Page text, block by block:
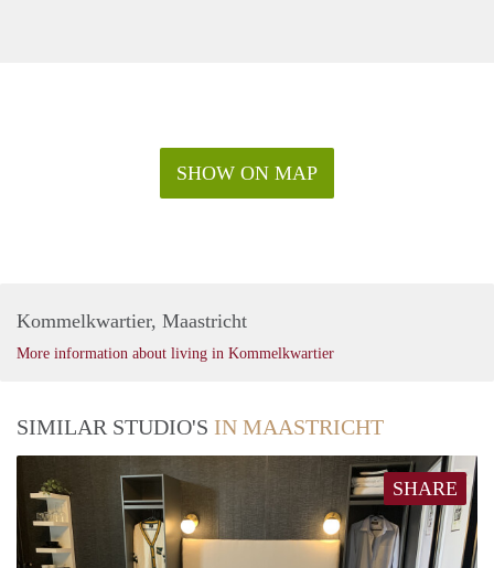
SHOW ON MAP
Kommelkwartier, Maastricht
More information about living in Kommelkwartier
SIMILAR STUDIO'S IN MAASTRICHT
SHARE